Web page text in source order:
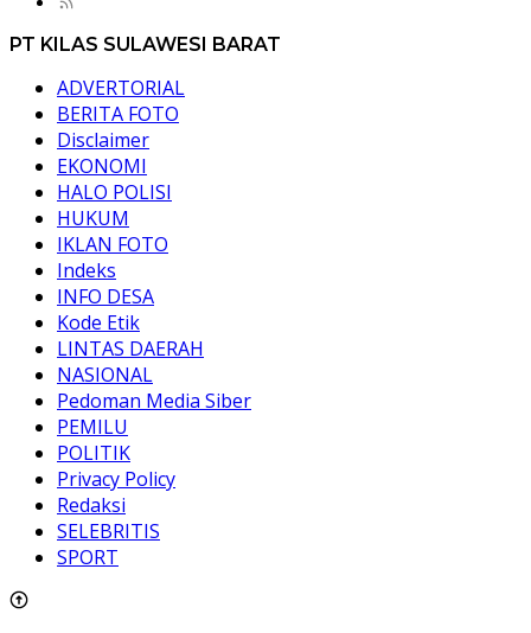
PT KILAS SULAWESI BARAT
ADVERTORIAL
BERITA FOTO
Disclaimer
EKONOMI
HALO POLISI
HUKUM
IKLAN FOTO
Indeks
INFO DESA
Kode Etik
LINTAS DAERAH
NASIONAL
Pedoman Media Siber
PEMILU
POLITIK
Privacy Policy
Redaksi
SELEBRITIS
SPORT